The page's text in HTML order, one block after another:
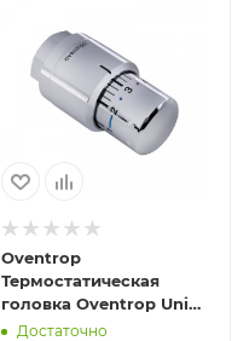
Oventrop
Термостатическая
головка Oventrop Uni
SH хромированный art
Достаточно